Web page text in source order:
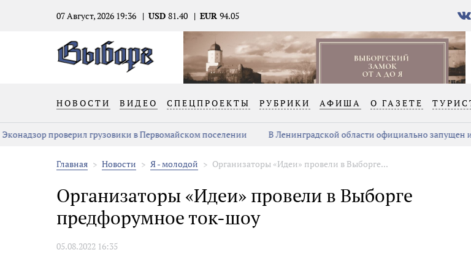
07 Август, 2026 19:36 USD 81.40 EUR 94.05
В
НОВОСТИ ВИДЕО СПЕЦПРОЕКТЫ РУБРИКИ АФИША О ГАЗЕТЕ
проверил грузовики в Первомайском поселении В Ленинградской области официально запущен
Главная Новости Я - молодой Организаторы «Идеи» провели в Выборге...
Организаторы «Идеи» провели в Выборге
предфорумное ток-шоу
05.08.2022 16:35